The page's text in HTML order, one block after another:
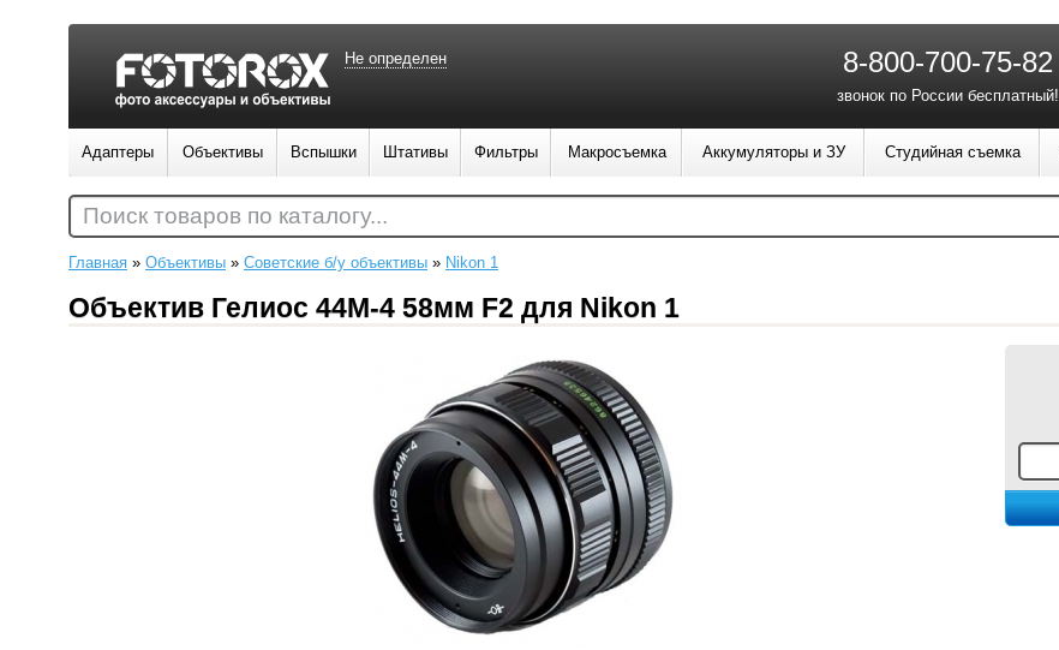
Главная » Объективы » Советские б/у объективы » Nikon 1
Объектив Гелиос 44М-4 58мм F2 для Nikon 1
Не определен 8-800-700-75-82
звонок по России бесплатный!
Адаптеры Объективы Вспышки Штативы Фильтры Макросъемка Аккумуляторы и ЗУ Студийная съемка
Поиск товаров по каталогу...